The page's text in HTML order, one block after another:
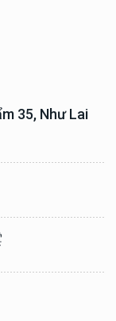
35, Như Lai